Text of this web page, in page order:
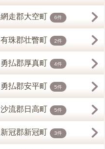
網走郡大空町 6件
有珠郡壮瞥町 2件
勇払郡厚真町 4件
勇払郡安平町 5件
沙流郡日高町 5件
新冠郡新冠町 3件